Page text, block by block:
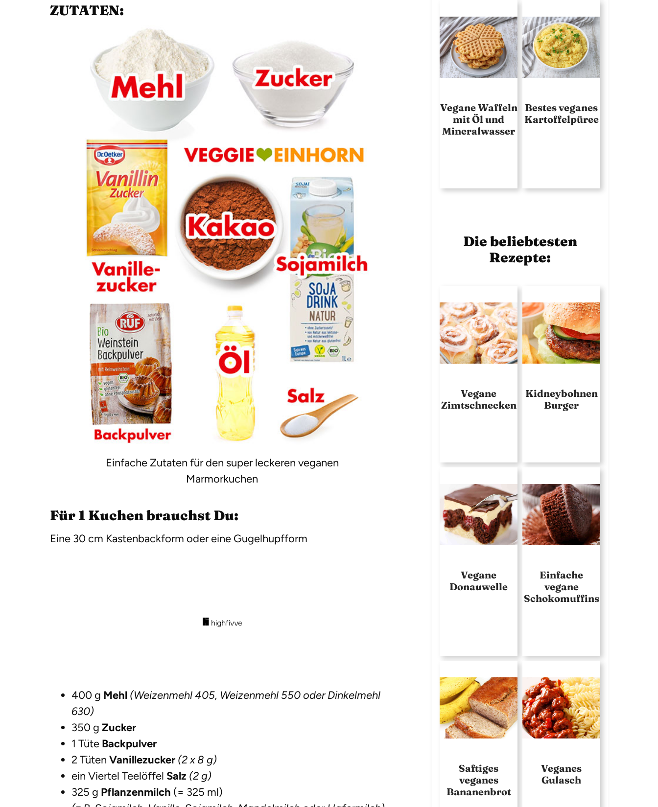
ZUTATEN:
Einfache Zutaten für den super leckeren veganen
Marmorkuchen
Für 1 Kuchen brauchst Du:
Eine 30 cm Kastenbackform oder eine Gugelhupfform
400 g Mehl (Weizenmehl 405, Weizenmehl 550 oder Dinkelmehl
630)
350 g Zucker
1 Tüte Backpulver
2 Tüten Vanillezucker (2 x 8 g)
ein Viertel Teelöffel Salz (2 g)
325 g Pflanzenmilch (= 325 ml)
Vegane Waffeln
mit Öl und
Mineralwasser
Bestes veganes
Kartoffelpüree
Die beliebtesten
Rezepte:
Vegane
Zimtschnecken
Kidneybohnen
Burger
Vegane
Donauwelle
Einfache
vegane
Schokomuffins
Saftiges
veganes
Bananenbrot
Veganes
Gulasch